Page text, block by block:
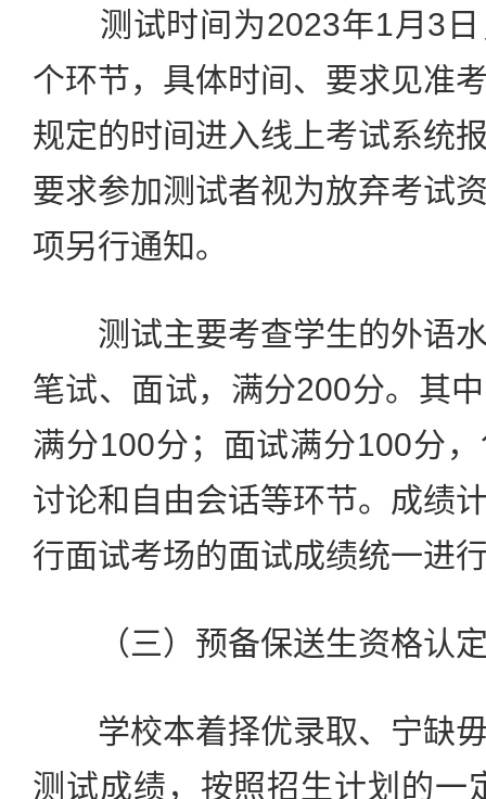
测试时间为2023年1月3日
个环节，具体时间、要求见准
规定的时间进入线上考试系统
要求参加测试者视为放弃考试
项另行通知。
测试主要考查学生的外语水
笔试、面试，满分200分。其
满分100分；面试满分100分
讨论和自由会话等环节。成绩
行面试考场的面试成绩统一进
（三）预备保送生资格认
学校本着择优录取、宁缺毋
测试成绩，按照招生计划的一